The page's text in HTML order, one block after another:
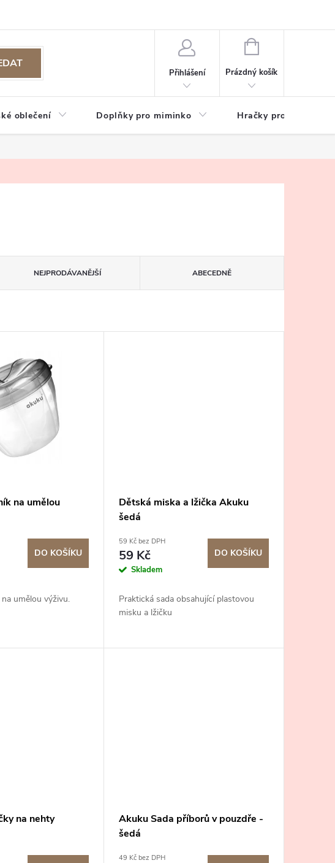
Přihlášení
NÁKUPNÍ
Prázdný košík
oblečení Doplňky pro miminko Hračky pro děti
NEJPRODÁVANĚJŠÍ ABECEDNĚ
na umělou
DO KOŠÍKU
umělou výživu.
Dětská miska a lžička Akuku
šedá
59 Kč bez DPH
59 Kč
Skladem
DO KOŠÍKU
Praktická sada obsahující plastovou
misku a lžičku
na nehty
Akuku Sada příborů v pouzdře -
šedá
49 Kč bez DPH